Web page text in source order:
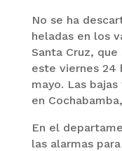
No se ha
heladas en los
Santa Cruz,
este viernes 24
mayo. Las
en
En el
las alarmas